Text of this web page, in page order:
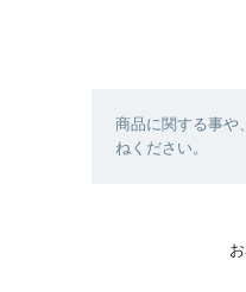
商品に関する事や
ねください。